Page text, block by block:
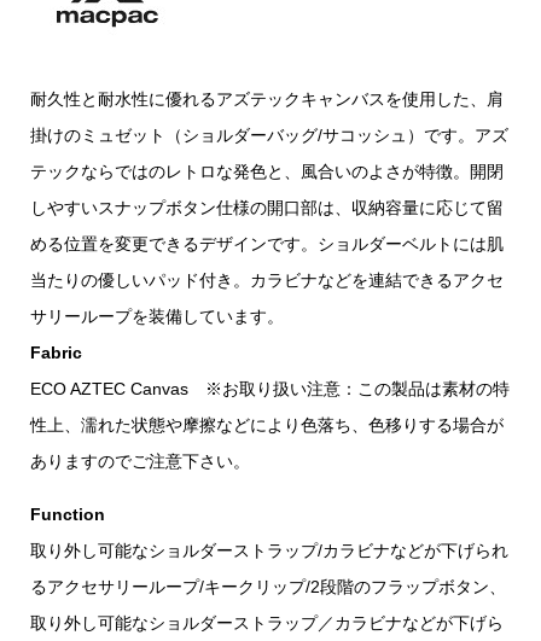
耐久性と耐水性に優れるアズテックキャンバスを使用した、肩
掛けのミュゼット（ショルダーバッグ/サコッシュ）です。アズ
テックならではのレトロな発色と、風合いのよさが特徴。開閉
しやすいスナップボタン仕様の開口部は、収納容量に応じて留
める位置を変更できるデザインです。ショルダーベルトには肌
当たりの優しいパッド付き。カラビナなどを連結できるアクセ
サリーループを装備しています。
Fabric
ECO AZTEC Canvas ※お取り扱い注意：この製品は素材の特
性上、濡れた状態や摩擦などにより色落ち、色移りする場合が
ありますのでご注意下さい。
Function
取り外し可能なショルダーストラップ/カラビナなどが下げられ
るアクセサリーループ/キークリップ/2段階のフラップボタン、
取り外し可能なショルダーストラップ／カラビナなどが下げら